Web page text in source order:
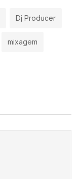
Dj Producer
mixagem